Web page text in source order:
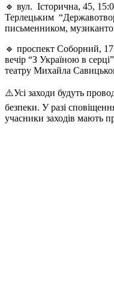
🔹 вул. Історична, 45,
Терлецьким
письменником,
🔹 проспект Соборний,
вечір “З Україною в
театру Михайла
⚠️Усі заходи будуть
безпеки. У разі
учасники заходів мають